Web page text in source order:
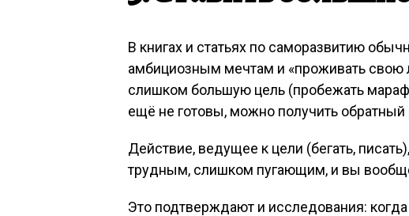
В книгах и статьях по саморазвитию
амбициозным мечтам и «проживать свою
слишком большую цель (пробежать
ещё не готовы, можно получить обратный
Действие, ведущее к цели (бегать,
трудным, слишком пугающим, и вы
Это подтверждают и исследования: